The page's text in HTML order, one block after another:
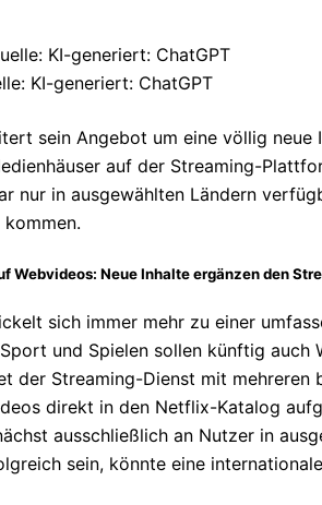
KI-generiert: ChatGPT
sein Angebot um eine völlig neue
auf der Streaming-
nur in ausgewählten Ländern
Webvideos: Neue Inhalte ergänzen den
sich immer mehr zu einer
und Spielen sollen künftig
der Streaming-Dienst mit mehreren
direkt in den Netflix-Katalog
ausschließlich an Nutzer in
sein, könnte eine